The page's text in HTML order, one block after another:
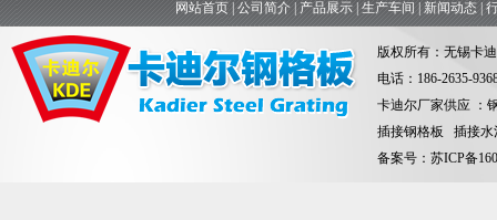
网站首页 公司简介 产品展示 生产车间 新闻动态
版权所有：无锡卡
电话：186-2635-
卡迪尔厂家供应 ：
插接钢格板 插接水
备案号： 苏ICP备